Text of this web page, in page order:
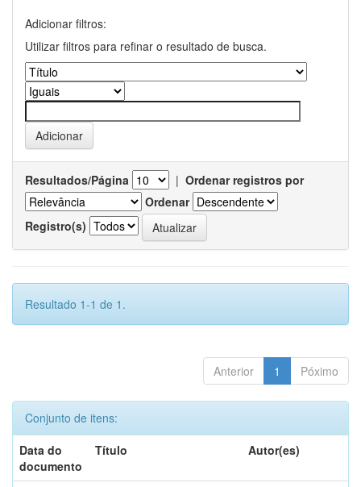
Adicionar filtros:
Utilizar filtros para refinar o resultado de busca.
Resultados/Página | Ordenar registros por
Ordenar
Registro(s)
Resultado 1-1 de 1.
Anterior 1 Póximo
Conjunto de itens:
Data do
documento
Título Autor(es)